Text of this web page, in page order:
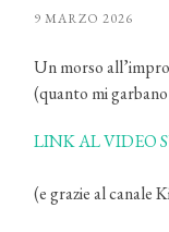
9 MARZO 2026
Un morso
(quanto mi
LINK AL VIDEO
(e grazie al canale